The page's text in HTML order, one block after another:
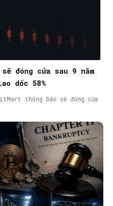
đóng cửa sau 9 năm
dốc 58%
thông báo sẽ đóng cửa